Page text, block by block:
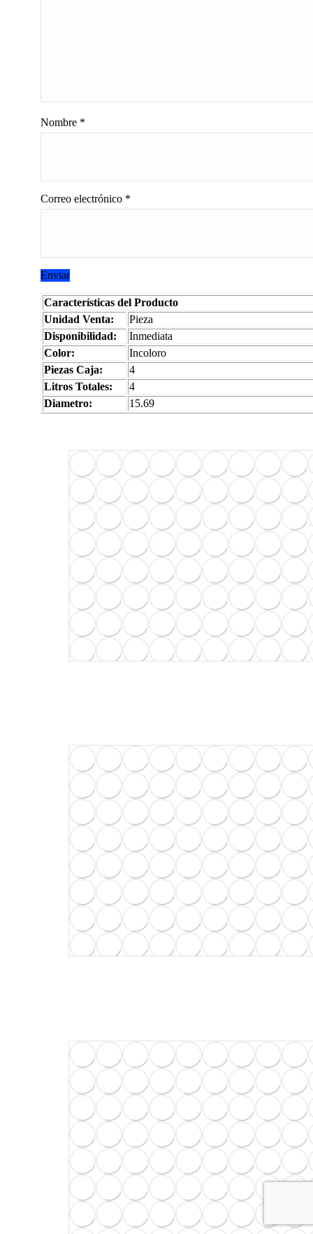
Nombre *
Correo electrónico *
Características del Producto
Unidad Venta:
Pieza
Disponibilidad:
Inmediata
Color:
Incoloro
Piezas Caja:
4
Litros Totales:
4
Diametro:
15.69